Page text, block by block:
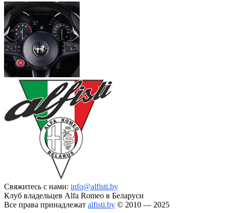
Свяжитесь с нами: info@alfisti.by
Клуб владельцев Alfa Romeo в Беларуси
Все права принадлежат alfisti.by © 2010 — 2025